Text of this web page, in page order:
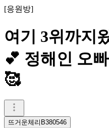
[응원방]
여기 3위까지
💕 정해인 오
🥰
뜨거운체리B380546